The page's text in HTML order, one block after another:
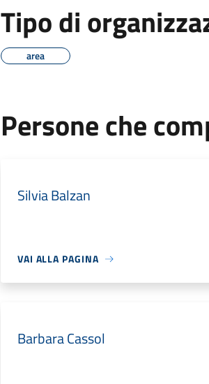
Tipo di
area
Persone che
Silvia Balzan
VAI ALLA PAGINA
Barbara Cassol